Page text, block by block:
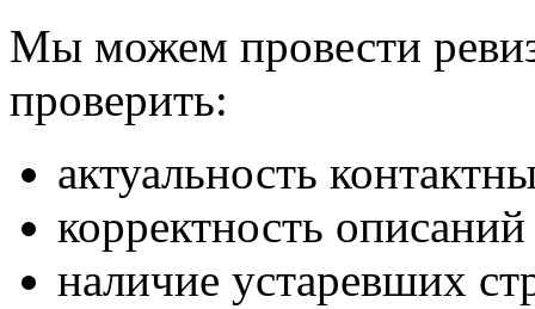
Мы можем провести
проверить:
актуальность
корректность
наличие устаревших